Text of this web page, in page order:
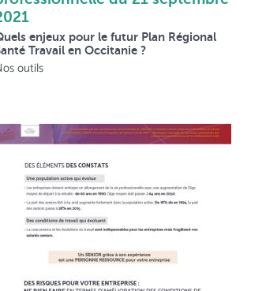
enjeux pour le futur Plan Régional
Travail en Occitanie ?
outils